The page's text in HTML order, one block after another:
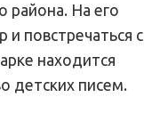
района. На его
повстречаться с
находится
детских писем.